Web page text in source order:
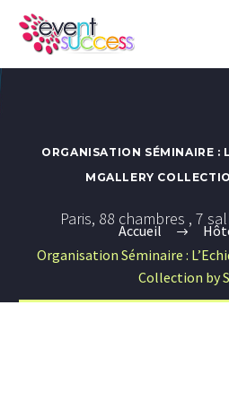
ORGANISATION SÉMINAIRE :
MGALLERY
Paris, 88 chambres , 7
Accueil
Organisation Séminaire :
Collection by